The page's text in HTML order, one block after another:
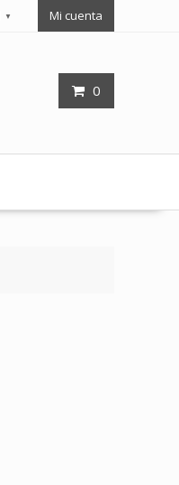
▼ Mi cuenta
0